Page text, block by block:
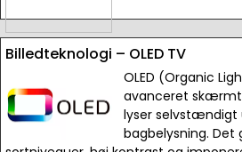
Billedteknologi – OLED TV
OLED (Organic
avanceret
lyser selvstændigt
bagbelysning. Det